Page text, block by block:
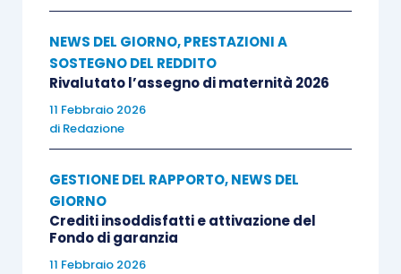
NEWS DEL GIORNO,PRESTAZIONI A
SOSTEGNO DEL REDDITO
Rivalutato l’assegno di maternità 2026
11 Febbraio 2026
di Redazione
GESTIONE DEL RAPPORTO,NEWS DEL
GIORNO
Crediti insoddisfatti e attivazione del
Fondo di garanzia
11 Febbraio 2026